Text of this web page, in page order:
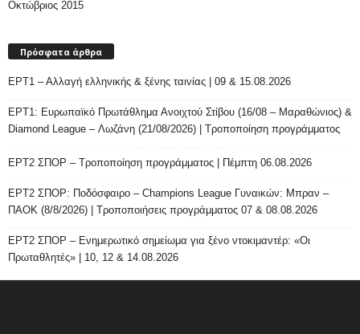
Οκτώβριος 2015
Πρόσφατα άρθρα
ΕΡΤ1 – Αλλαγή ελληνικής & ξένης ταινίας | 09 & 15.08.2026
ΕΡΤ1: Ευρωπαϊκό Πρωτάθλημα Ανοιχτού Στίβου (16/08 – Μαραθώνιος) &
Diamond League – Λωζάνη (21/08/2026) | Τροποποίηση προγράμματος
ΕΡΤ2 ΣΠΟΡ – Τροποποίηση προγράμματος | Πέμπτη 06.08.2026
ΕΡΤ2 ΣΠΟΡ: Ποδόσφαιρο – Champions League Γυναικών: Μπραν –
ΠΑΟΚ (8/8/2026) | Τροποποιήσεις προγράμματος 07 & 08.08.2026
ΕΡΤ2 ΣΠΟΡ – Ενημερωτικό σημείωμα για ξένο ντοκιμαντέρ: «Οι
Πρωταθλητές» | 10, 12 & 14.08.2026